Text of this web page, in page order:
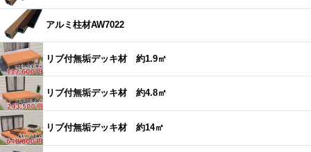
アルミ柱材AW7022
リブ付無垢デッキ材 約1.9㎡
リブ付無垢デッキ材 約4.8㎡
リブ付無垢デッキ材 約14㎡